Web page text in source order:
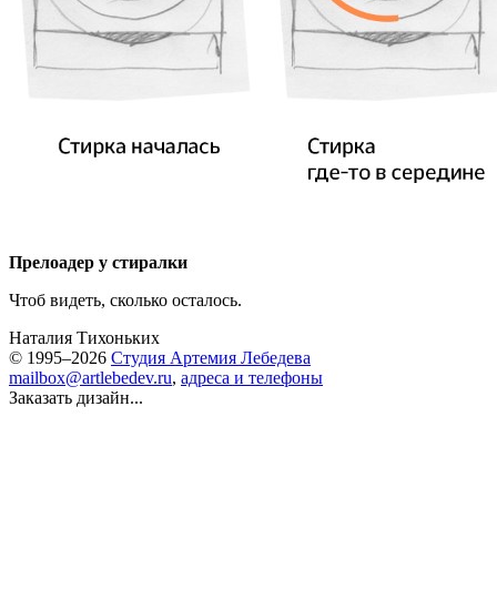
Прелоадер у стиралки
Чтоб видеть, сколько осталось.
Наталия Тихоньких
© 1995–2026 Студия Артемия Лебедева
mailbox@artlebedev.ru, адреса и телефоны
Заказать дизайн...